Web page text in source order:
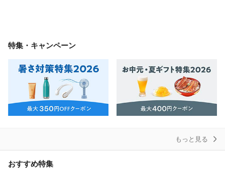
特集・キャンペーン
もっと見る
おすすめ特集